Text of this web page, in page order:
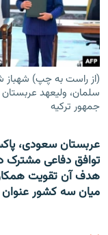
(از راست به چپ) شهباز
سلمان، ولیعهد
جمهور ترکیه
توافق دفاعی مشترک
هدف آن تقویت
میان سه کشور